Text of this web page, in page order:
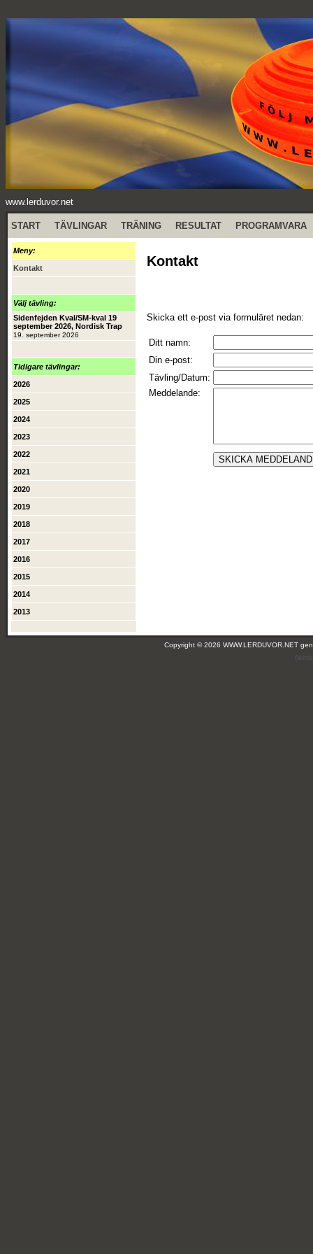
www.lerduvor.net
START TÄVLINGAR TRÄNING RESULTAT PROGRAMVARA
Meny:
Kontakt
Välj tävling:
Sidenfejden Kval/SM-kval 19
september 2026, Nordisk Trap
19. september 2026
Tidigare tävlingar:
2026
2025
2024
2023
2022
2021
2020
2019
2018
2017
2016
2015
2014
2013
Kontakt
Skicka ett e-post via formuläret nedan:
Ditt namn:
Din e-post:
Tävling/Datum:
Meddelande:
Copyright © 2026 WWW.LERDUVOR.NET